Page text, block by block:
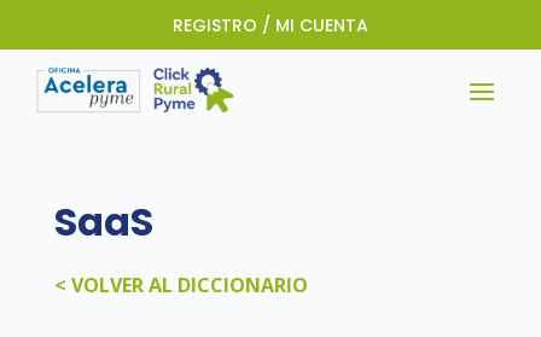
REGISTRO / MI CUENTA
SaaS
< VOLVER AL DICCIONARIO